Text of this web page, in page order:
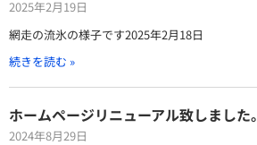
2025年2月19日
網走の流氷の様子です2025年2月18日
続きを読む »
ホームページリニューアル致しました。
2024年8月29日